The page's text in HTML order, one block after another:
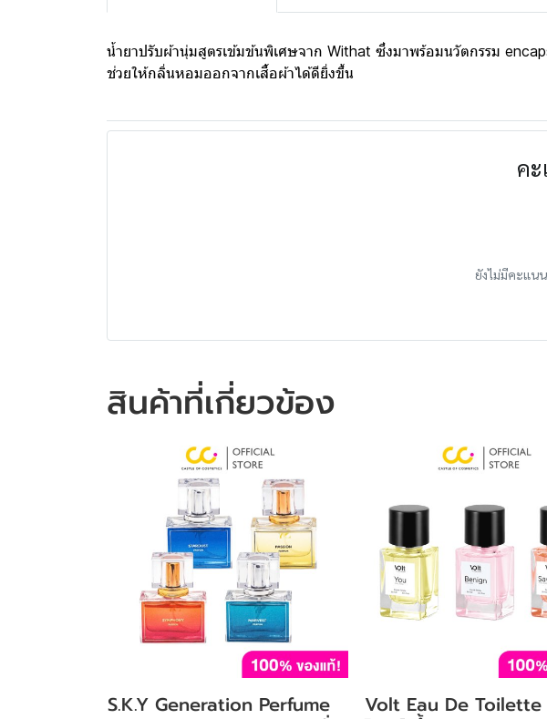
น้ำยาปรับผ้านุ่มสูตรเข้มข้นพิเศษจาก Withat ซึ่งมาพร้อมนวัตกรรม
ช่วยให้กลิ่นหอมออกจากเสื้อผ้าได้ดียิ่งขึ้น
ค
ยังไม่มีคะแน
สินค้าที่เกี่ยวข้อง
S.K.Y Generation Perfume
Volt Eau De